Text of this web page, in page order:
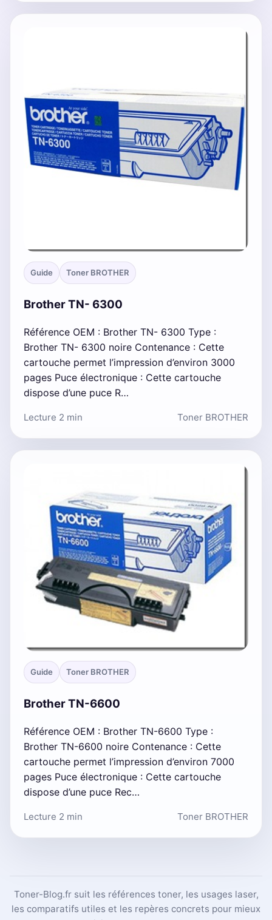
Guide Toner BROTHER
Brother TN- 6300
Référence OEM : Brother TN- 6300 Type :
Brother TN- 6300 noire Contenance : Cette
cartouche permet l’impression d’environ 3000
pages Puce électronique : Cette cartouche
dispose d’une puce R…
Lecture 2 min Toner BROTHER
Guide Toner BROTHER
Brother TN-6600
Référence OEM : Brother TN-6600 Type :
Brother TN-6600 noire Contenance : Cette
cartouche permet l’impression d’environ 7000
pages Puce électronique : Cette cartouche
dispose d’une puce Rec…
Lecture 2 min Toner BROTHER
Toner-Blog.fr suit les références toner, les usages laser,
les comparatifs utiles et les repères concrets pour mieux